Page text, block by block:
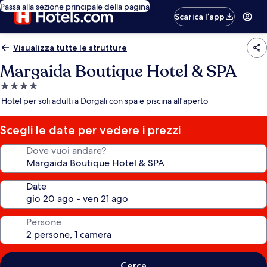
Passa alla sezione principale della pagina
Scarica l’app
Visualizza tutte le strutture
Margaida Boutique Hotel & SPA
Struttura
a
stelle
Hotel per soli adulti a Dorgali con spa e piscina all'aperto
Scegli le date per vedere i prezzi
Dove vuoi andare?
Date
Persone